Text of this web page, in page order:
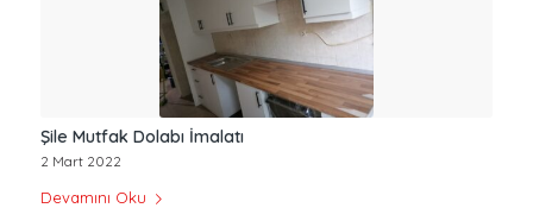
Şile Mutfak Dolabı İmalatı
2 Mart 2022
Devamını Oku